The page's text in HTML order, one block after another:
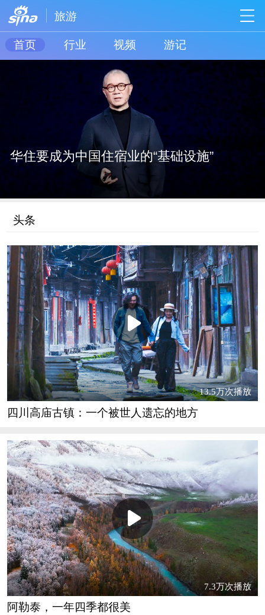
旅游
首页 行业 视频 游记
华住要成为中国住宿业的“基础设施”
头条
13.5万次播放
四川高庙古镇：一个被世人遗忘的地方
7.3万次播放
阿勒泰，一年四季都很美